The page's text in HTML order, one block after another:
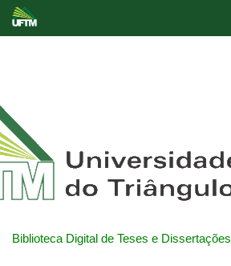
Biblioteca Digital de Teses e Dissertações